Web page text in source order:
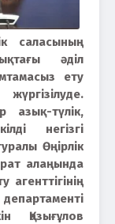
саласының
әділ
ету
азық-түлік,
негізгі
Өңірлік
алаңында
агенттігінің
Қазығұлов